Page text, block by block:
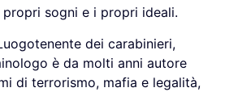
sogni e i propri ideali.
dei carabinieri,
è da molti anni autore
di terrorismo, mafia e legalità,